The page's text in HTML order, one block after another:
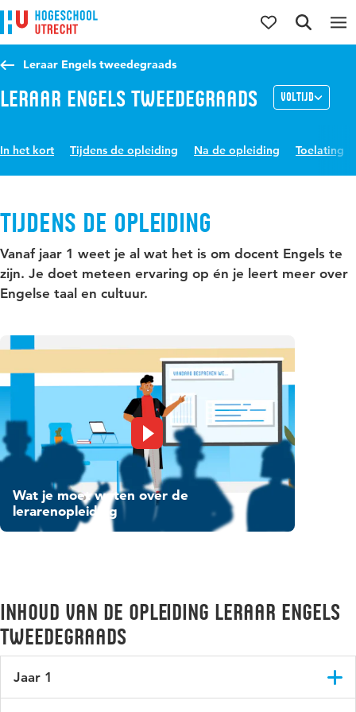
Direct naar de inhoud
Direct naar de hoofdnavigatie
Direct naar de zoekfunctie
Leraar Engels tweedegraads
Leraar Engels tweedegraads Voltijd
In het kort Tijdens de opleiding Na de opleiding Toelating
Tijdens de opleiding
Vanaf jaar 1 weet je al wat het is om docent Engels te
zijn. Je doet meteen ervaring op én je leert meer over
Engelse taal en cultuur.
Wat je moet weten over de
lerarenopleiding
Inhoud van de opleiding Leraar Engels
tweedegraads
Jaar 1